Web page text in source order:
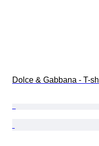
Dolce & Gabbana - T-